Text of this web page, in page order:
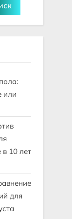
или
в 10 лет
для